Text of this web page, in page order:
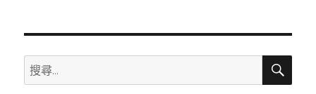
搜
尋:
搜